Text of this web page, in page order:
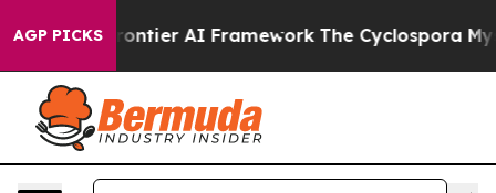
AGP PICKSFrontier AI Framework The Cyclospora